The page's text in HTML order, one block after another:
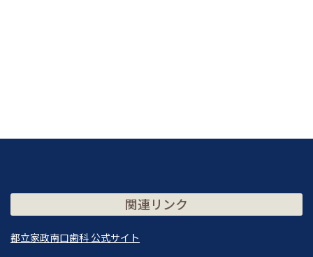
関連リンク
都立家政南口歯科 公式サイト